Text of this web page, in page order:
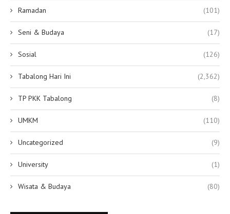
Ramadan (101)
Seni & Budaya (17)
Sosial (126)
Tabalong Hari Ini (2,362)
TP PKK Tabalong (8)
UMKM (110)
Uncategorized (9)
University (1)
Wisata & Budaya (80)